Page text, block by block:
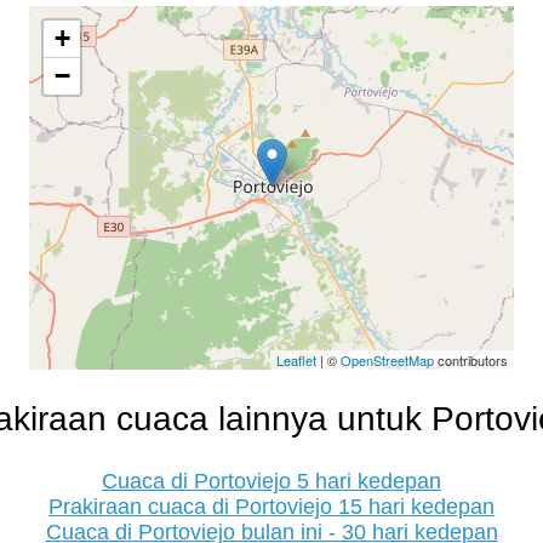
+
−
Leaflet | ©OpenStreetMapcontributors
cuaca lainnya untuk
Cuaca di Portoviejo 5 hari kedepan
Prakiraan cuaca di Portoviejo 15 hari kedepan
Cuaca di Portoviejo bulan ini - 30 hari kedepan